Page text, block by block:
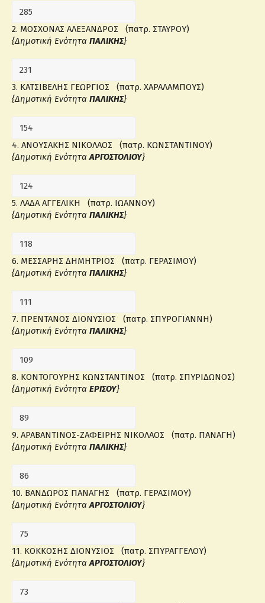
2. ΜΟΣΧΟΝΑΣ ΑΛΕΞΑΝΔΡΟΣ (πατρ. ΣΤΑΥΡΟΥ)
{Δημοτική Ενότητα ΠΑΛΙΚΗΣ}
3. ΚΑΤΣΙΒΕΛΗΣ ΓΕΩΡΓΙΟΣ (πατρ. ΧΑΡΑΛΑΜΠΟΥΣ)
{Δημοτική Ενότητα ΠΑΛΙΚΗΣ}
4. ΑΝΟΥΣΑΚΗΣ ΝΙΚΟΛΑΟΣ (πατρ. ΚΩΝΣΤΑΝΤΙΝΟΥ)
{Δημοτική ΕνότηταΑΡΓΟΣΤΟΛΙΟΥ}
5. ΛΑΔΑ ΑΓΓΕΛΙΚΗ (πατρ. ΙΩΑΝΝΟΥ)
{Δημοτική Ενότητα ΠΑΛΙΚΗΣ}
6. ΜΕΣΣΑΡΗΣ ΔΗΜΗΤΡΙΟΣ (πατρ. ΓΕΡΑΣΙΜΟΥ)
{Δημοτική Ενότητα ΠΑΛΙΚΗΣ}
7. ΠΡΕΝΤΑΝΟΣ ΔΙΟΝΥΣΙΟΣ (πατρ. ΣΠΥΡΟΓΙΑΝΝΗ)
{Δημοτική Ενότητα ΠΑΛΙΚΗΣ}
8. ΚΟΝΤΟΓΟΥΡΗΣ ΚΩΝΣΤΑΝΤΙΝΟΣ (πατρ. ΣΠΥΡΙΔΩΝΟΣ)
{Δημοτική Ενότητα ΕΡΙΣΟΥ}
9. ΑΡΑΒΑΝΤΙΝΟΣ-ΖΑΦΕΙΡΗΣ ΝΙΚΟΛΑΟΣ (πατρ. ΠΑΝΑΓΗ)
{Δημοτική Ενότητα ΠΑΛΙΚΗΣ}
10. ΒΑΝΔΩΡΟΣ ΠΑΝΑΓΗΣ (πατρ. ΓΕΡΑΣΙΜΟΥ)
{Δημοτική ΕνότηταΑΡΓΟΣΤΟΛΙΟΥ}
11. ΚΟΚΚΟΣΗΣ ΔΙΟΝΥΣΙΟΣ (πατρ. ΣΠΥΡΑΓΓΕΛΟΥ)
{Δημοτική ΕνότηταΑΡΓΟΣΤΟΛΙΟΥ}